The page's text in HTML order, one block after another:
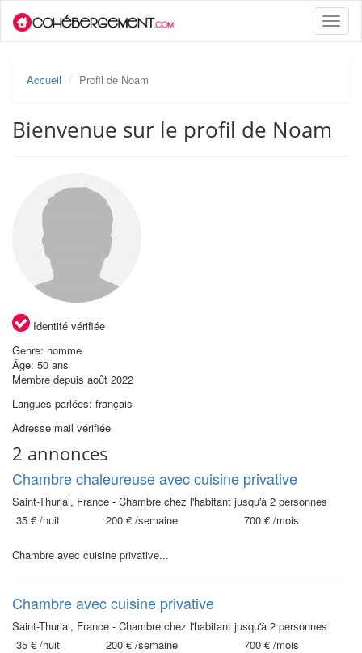
Toggle
Accueil Profil de Noam
Bienvenue sur le profil de Noam
Identité vérifiée
Genre: homme
Âge: 50 ans
Membre depuis août 2022
Langues parlées: français
Adresse mail vérifiée
2 annonces
Chambre chaleureuse avec cuisine privative
Saint-Thurial, France - Chambre chez l'habitant jusqu'à 2 personnes
35 € /nuit 200 € /semaine 700 € /mois
Chambre avec cuisine privative...
Chambre avec cuisine privative
Saint-Thurial, France - Chambre chez l'habitant jusqu'à 2 personnes
35 € /nuit 200 € /semaine 700 € /mois